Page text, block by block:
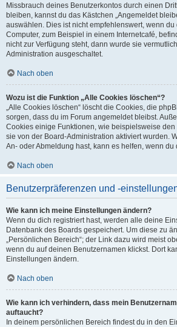
Missbrauch deines Benutzerkontos durch einen
bleiben, kannst du das Kästchen „Angemeldet
auswählen. Dies ist nicht empfehlenswert, wenn
Computer, zum Beispiel in einem Internetcafé,
nicht zur Verfügung steht, dann wurde sie
Administration ausgeschaltet.
Nach oben
Wozu ist die Funktion „Alle Cookies löschen“?
„Alle Cookies löschen“ löscht die Cookies, die
sorgen, dass du im Forum angemeldet bleibst.
Cookies einige Funktionen, wie beispielsweise den
sie von der Board-Administration aktiviert wurden.
An- oder Abmeldung hast, kann es helfen, wenn du
Nach oben
Benutzerpräferenzen und -
Wie kann ich meine Einstellungen ändern?
Wenn du dich registriert hast, werden alle deine
Datenbank des Boards gespeichert. Um diese zu
„Persönlichen Bereich“; der Link dazu wird meist
wenn du auf deinen Benutzernamen klickst. Dort
Einstellungen ändern.
Nach oben
Wie kann ich verhindern, dass mein
auftaucht?
In deinem persönlichen Bereich findest du in den